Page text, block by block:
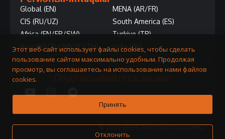
Global (EN)
CIS (RU/UZ)
Africa (EN/FR/SW)
Asia (EN/ZH/MY/ID/TH)
MENA (AR/FR)
South America (ES)
Turkiye (TR)
India (EN)
© 2026 QNET. Все права защищены.
Этот веб-сайт использует файлы cookies, чтобы сделать
пользование сайтом максимально удобным. Продолжая
просмотр, вы соглашаетесь на использование нами файлов
cookies.
Принять
Отклонить